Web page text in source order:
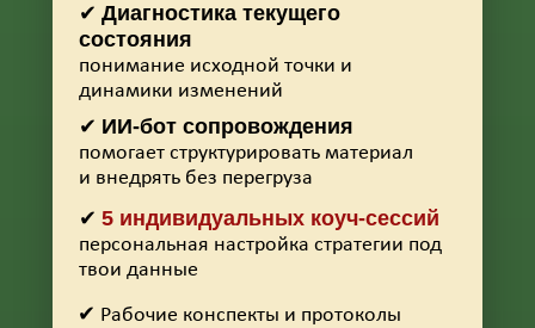
✔ Рабочие конспекты и протоколы
✔ ИИ-бот сопровождения
помогает структурировать материал
и внедрять без перегруза
✔ Диагностика текущего
состояния
понимание исходной точки и
динамики изменений
✔ 5 индивидуальных коуч-сессий
персональная настройка стратегии под
твои данные